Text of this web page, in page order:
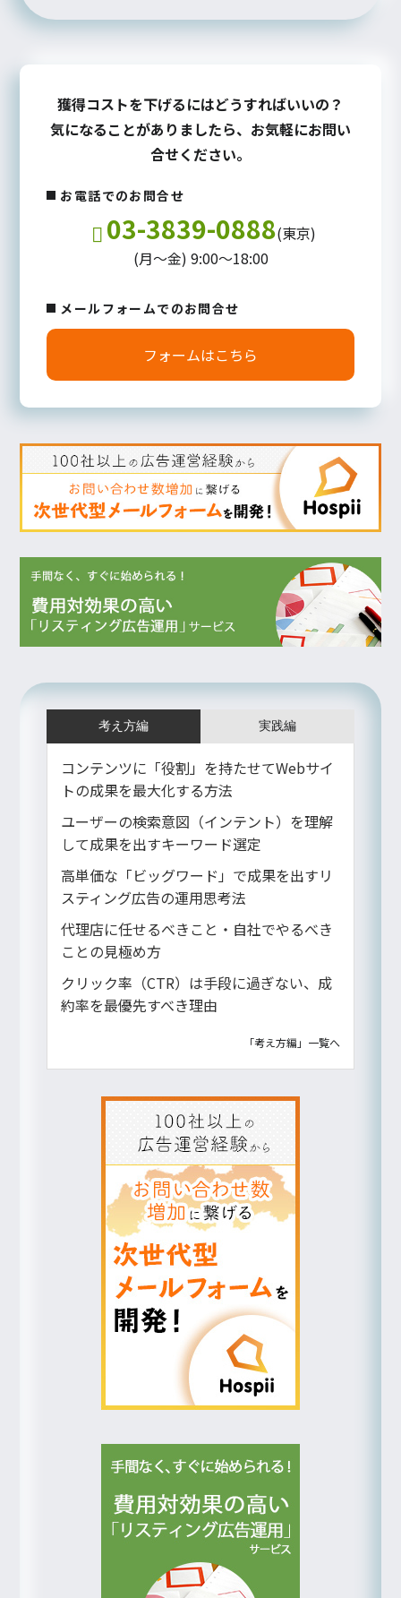
獲得コストを下げるにはどうすればいいの？
気になることがありましたら、お気軽にお問い
合せください。
お電話でのお問合せ
03-3839-0888(東京)
(月～金) 9:00～18:00
メールフォームでのお問合せ
フォームはこちら
考え方編 実践編
コンテンツに「役割」を持たせてWebサイ
トの成果を最大化する方法
ユーザーの検索意図（インテント）を理解
して成果を出すキーワード選定
高単価な「ビッグワード」で成果を出すリ
スティング広告の運用思考法
代理店に任せるべきこと・自社でやるべき
ことの見極め方
クリック率（CTR）は手段に過ぎない、成
約率を最優先すべき理由
「考え方編」一覧へ